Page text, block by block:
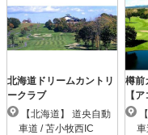
北海道ドリームカントリ
ークラブ
車道 / 苫小牧西IC
樽前
【
車